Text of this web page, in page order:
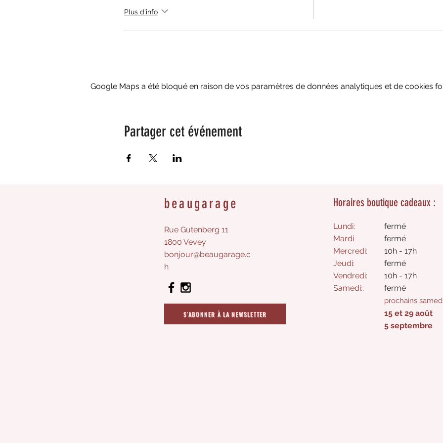
Plus d'info
Google Maps a été bloqué en raison de vos paramètres de données analytiques et de cookies
Partager cet événement
beaugarage
Rue Gutenberg 11
1800 Vevey
bonjour@beaugarage.c
h
S'ABONNER À LA NEWSLETTER
Horaires boutique cadeaux :
Lundi:
Mardi
Mercredi:
Jeudi:
Vendredi:
Samedi::
fermé
fermé
10h - 17h
fermé​
10h - 17h
​fermé
prochains
15 et 29 août
5 septembre